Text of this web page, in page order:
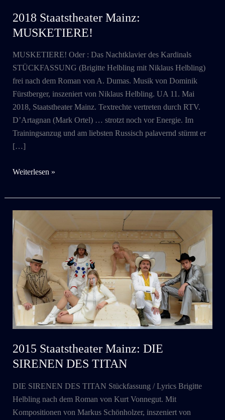
2018 Staatstheater Mainz:
MUSKETIERE!
MUSKETIERE! Oder : Das Nachtklavier des Kardinals
STÜCKFASSUNG (Brigitte Helbling mit Niklaus Helbling)
frei nach dem Roman von A. Dumas. Musik von Dominik
Fürstberger, inszeniert von Niklaus Helbling. UA 11. Mai
2018, Staatstheater Mainz. Textrechte vertreten durch RTV.
D’Artagnan (Mark Ortel) … strotzt noch vor Energie. Im
Trainingsanzug und am liebsten Russisch palavernd stürmt er
[…]
2018
Mainz:
MUSKETIERE!
Weiterlesen »
2015 Staatstheater Mainz: DIE
SIRENEN DES TITAN
DIE SIRENEN DES TITAN Stückfassung / Lyrics Brigitte
Helbling nach dem Roman von Kurt Vonnegut. Mit
Kompositionen von Markus Schönholzer, inszeniert von